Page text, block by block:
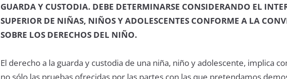
GUARDA Y CUSTODIA. DEBE DETERMINARSE CONSIDERANDO EL
SUPERIOR DE NIÑAS, NIÑOS Y ADOLESCENTES CONFORME A LA
SOBRE LOS DERECHOS DEL NIÑO.
El derecho a la guarda y custodia de una niña, niño y adolescente, implica
no sólo las pruebas ofrecidas por las partes con las que pretendamos